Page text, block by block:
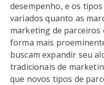
desempenho, e os
variados quanto as
marketing de parceiros
forma mais
buscam expandir seu
tradicionais de
que novos tipos de